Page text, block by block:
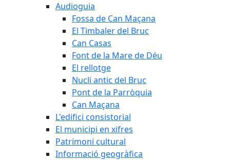
Audioguia
Fossa de Can Maçana
El Timbaler del Bruc
Can Casas
Font de la Mare de Déu
El rellotge
Nucli antic del Bruc
Pont de la Parròquia
Can Maçana
L'edifici consistorial
El municipi en xifres
Patrimoni cultural
Informació geogràfica